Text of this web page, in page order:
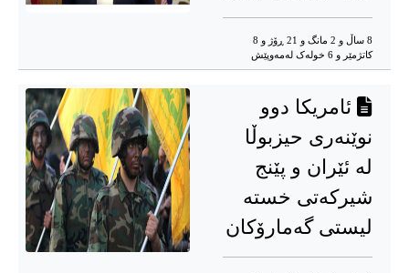
8 ساڵ و 2 مانگ و 21 ڕۆژ و 8
کاتژمێر و 6 خوله‌ک له‌مه‌وپێش‌
ئامریکا دوو
نوێنەری حیزبوڵا
لە ئێران و پێنج
شیرکەتی خستە
لیستی گەمارۆکان